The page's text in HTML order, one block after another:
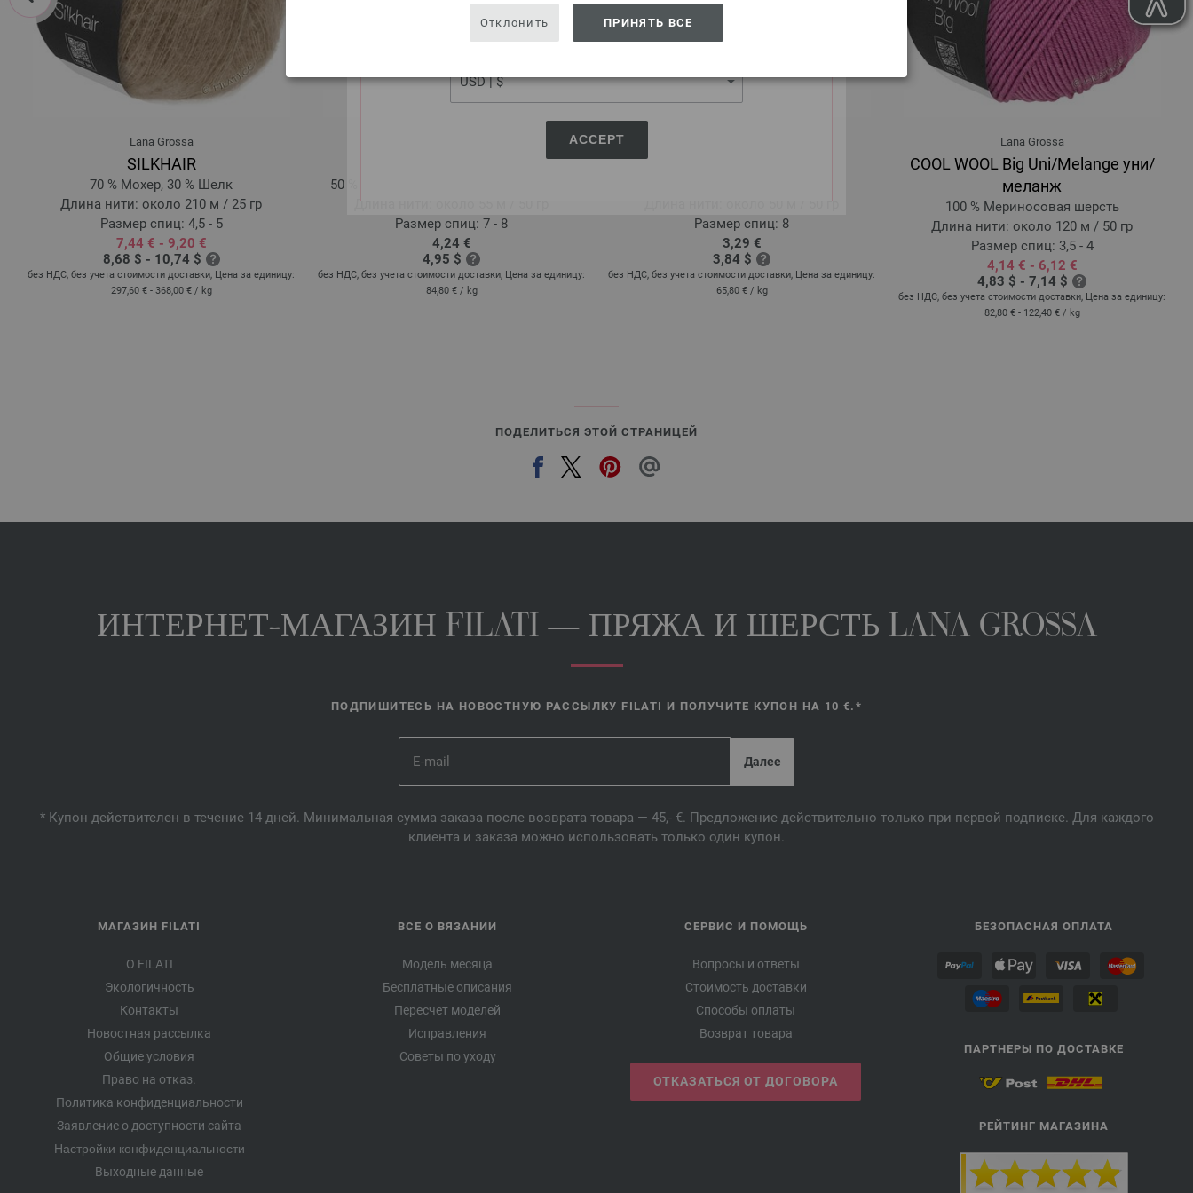
USA - The United States of America
ACCEPT
Отклонить ПРИНЯТЬ ВСЕ
Lana Grossa
SILKHAIR
70 % Мохер, 30 % Шелк
Длина нити: около 210 м / 25 гр
Размер спиц: 4,5 - 5
7,44 € - 9,20 €
8,68 $ - 10,74 $
без НДС, без учета стоимости доставки, Цена за единицу:
297,60 € - 368,00 € / kg
50 % Мериносовая шерсть, 50 % Акрил
Длина нити: около 55 м / 50 гр
Размер спиц: 7 - 8
4,24 €
4,95 $
без НДС, без учета стоимости доставки, Цена за единицу:
84,80 € / kg
Длина нити: около 50 м / 50 гр
Размер спиц: 8
3,29 €
3,84 $
без НДС, без учета стоимости доставки, Цена за единицу:
65,80 € / kg
Lana Grossa
COOL WOOL Big Uni/Melange уни/
меланж
100 % Мериносовая шерсть
Длина нити: около 120 м / 50 гр
Размер спиц: 3,5 - 4
4,14 € - 6,12 €
4,83 $ - 7,14 $
без НДС, без учета стоимости доставки, Цена за единицу:
82,80 € - 122,40 € / kg
ПОДЕЛИТЬСЯ ЭТОЙ СТРАНИЦЕЙ
ИНТЕРНЕТ-МАГАЗИН FILATI — ПРЯЖА И ШЕРСТЬ LANA GROSSA
ПОДПИШИТЕСЬ НА НОВОСТНУЮ РАССЫЛКУ FILATI И ПОЛУЧИТЕ КУПОН НА 10 €.*
* Купон действителен в течение 14 дней. Минимальная сумма заказа после возврата товара — 45,- €. Предложение действительно только при первой подписке. Для каждого
клиента и заказа можно использовать только один купон.
МАГАЗИН FILATI
О FILATI
Экологичность
Контакты
Новостная рассылка
Общие условия
Право на отказ.
Политика конфиденциальности
Заявление о доступности сайта
Настройки конфиденциальности
Выходные данные
ВСЕ О ВЯЗАНИИ
Модель месяца
Бесплатные описания
Пересчет моделей
Исправления
Советы по уходу
СЕРВИС И ПОМОЩЬ
Вопросы и ответы
Стоимость доставки
Способы оплаты
Возврат товара
ОТКАЗАТЬСЯ ОТ ДОГОВОРА
БЕЗОПАСНАЯ ОПЛАТА
ПАРТНЕРЫ ПО ДОСТАВКЕ
РЕЙТИНГ МАГАЗИНА